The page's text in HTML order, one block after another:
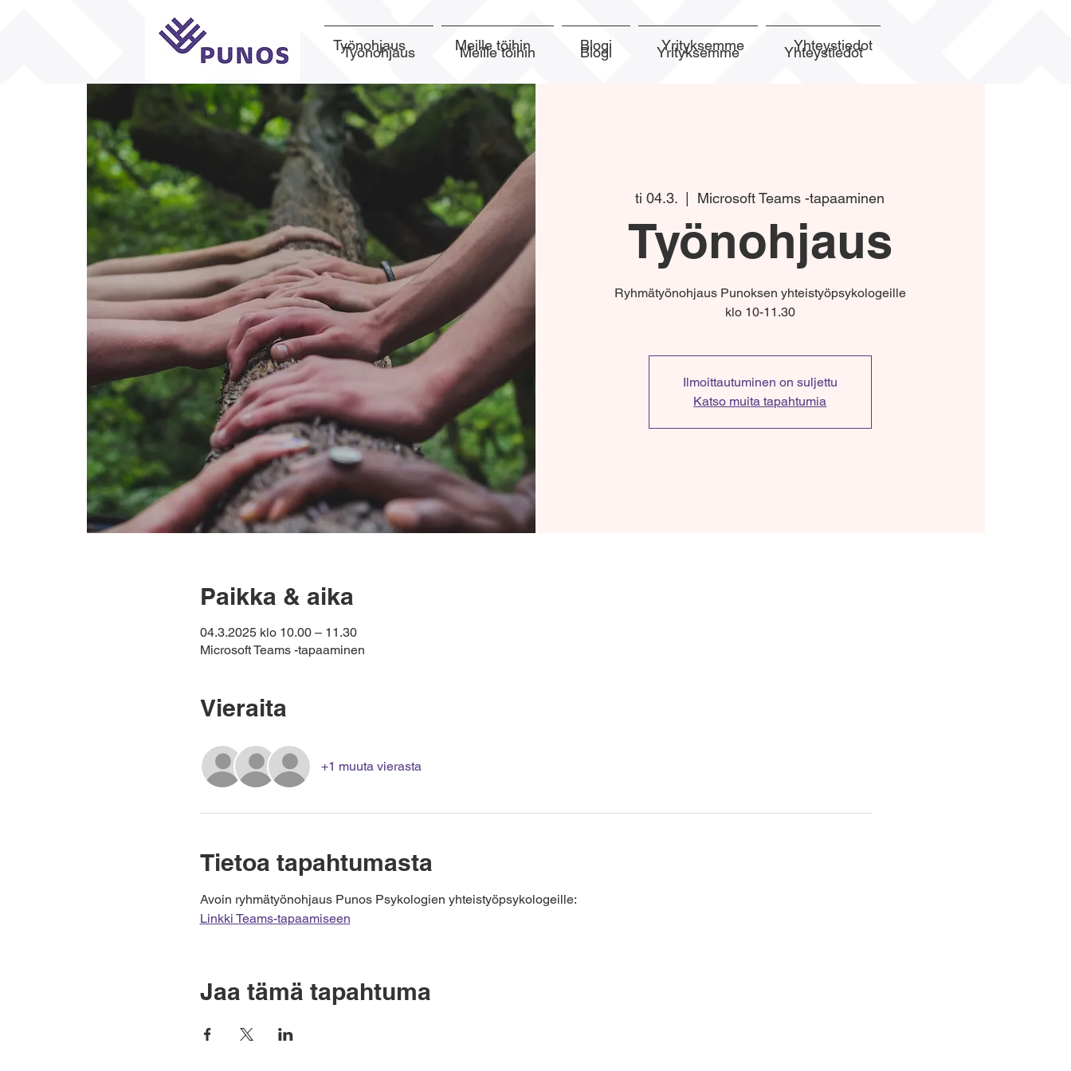
Työnohjaus Meille töihin Blogi Yrityksemme Yhteystiedot
Työnohjaus Meille töihin Blogi Yrityksemme Yhteystiedot
ti 04.3.
  |
Microsoft Teams -tapaaminen
Työnohjaus
Ryhmätyönohjaus Punoksen yhteistyöpsykologeille
klo 10-11.30
Ilmoittautuminen on suljettu
Katso muita tapahtumia
Paikka & aika
04.3.2025 klo 10.00 – 11.30
Microsoft Teams -tapaaminen
Vieraita
+1 muuta vierasta
Tietoa tapahtumasta
Avoin ryhmätyönohjaus Punos Psykologien yhteistyöpsykologeille:
Linkki Teams-tapaamiseen
Jaa tämä tapahtuma